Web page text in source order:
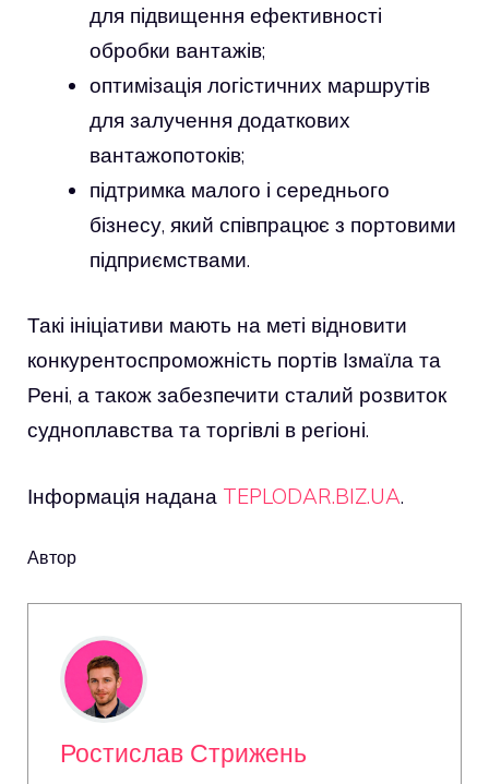
для підвищення ефективності
обробки вантажів;
оптимізація логістичних маршрутів
для залучення додаткових
вантажопотоків;
підтримка малого і середнього
бізнесу, який співпрацює з портовими
підприємствами.
Такі ініціативи мають на меті відновити
конкурентоспроможність портів Ізмаїла та
Рені, а також забезпечити сталий розвиток
судноплавства та торгівлі в регіоні.
Інформація надана TEPLODAR.BIZ.UA.
Автор
Ростислав Стрижень